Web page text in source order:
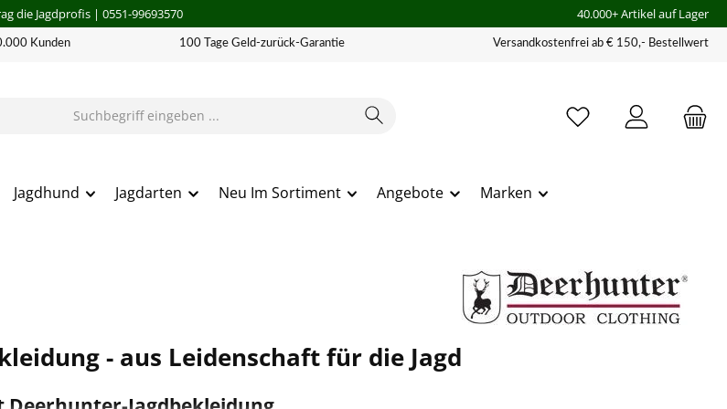
die Jagdprofis| 0551-99693570 40.000+ Artikel auf Lager
Kunden 100 Tage Geld-zurück-Garantie Versandkostenfrei ab € 150,- Bestellwert
Jagdhund Jagdarten Neu Im Sortiment Angebote Marken
- aus Leidenschaft für die Jagd